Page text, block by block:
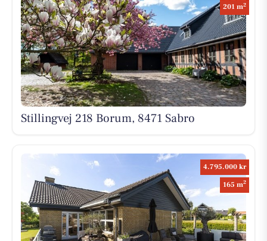
201 m2
Stillingvej 218 Borum, 8471 Sabro
4.795.000 kr
165 m2